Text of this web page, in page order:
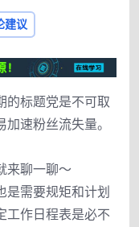
建议
的标题党是不可取
速粉丝流失量。
来聊一聊～
是需要规矩和计划
工作日程表是必不